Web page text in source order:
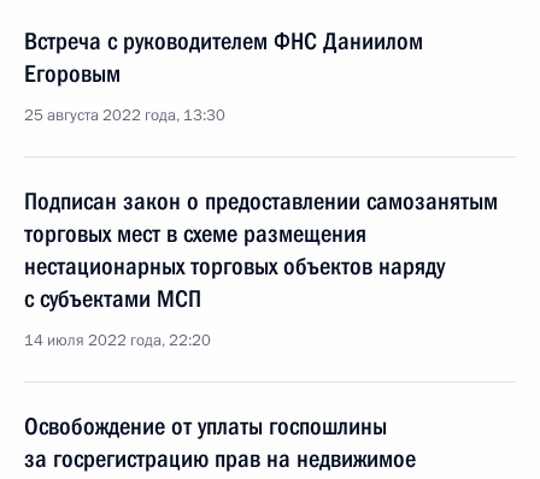
Встреча с руководителем ФНС Даниилом
Егоровым
25 августа 2022 года, 13:30
Подписан закон о предоставлении самозанятым
торговых мест в схеме размещения
нестационарных торговых объектов наряду
с субъектами МСП
14 июля 2022 года, 22:20
Освобождение от уплаты госпошлины
за госрегистрацию прав на недвижимое